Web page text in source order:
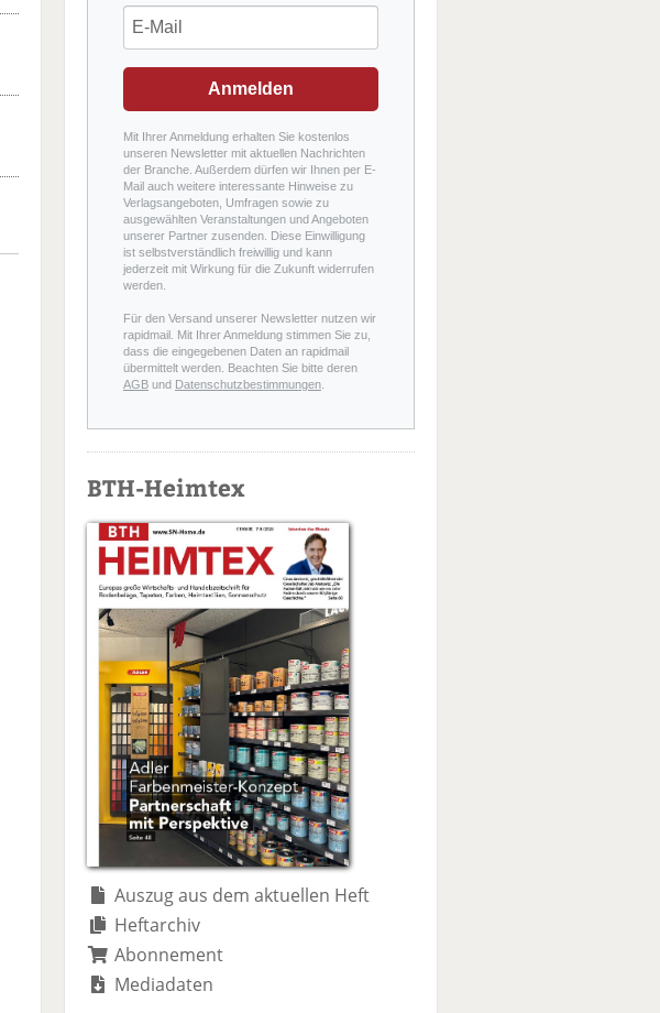
Anmelden
Mit Ihrer Anmeldung erhalten Sie kostenlos
unseren Newsletter mit aktuellen Nachrichten
der Branche. Außerdem dürfen wir Ihnen per E-
Mail auch weitere interessante Hinweise zu
Verlagsangeboten, Umfragen sowie zu
ausgewählten Veranstaltungen und Angeboten
unserer Partner zusenden. Diese Einwilligung
ist selbstverständlich freiwillig und kann
jederzeit mit Wirkung für die Zukunft widerrufen
werden.
Für den Versand unserer Newsletter nutzen wir
rapidmail. Mit Ihrer Anmeldung stimmen Sie zu,
dass die eingegebenen Daten an rapidmail
übermittelt werden. Beachten Sie bitte deren
AGB und Datenschutzbestimmungen
BTH-Heimtex
Auszug aus dem aktuellen Heft
Heftarchiv
Abonnement
Mediadaten